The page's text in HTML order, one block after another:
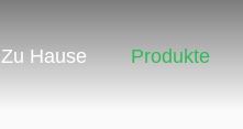
Zu Hause Produkte